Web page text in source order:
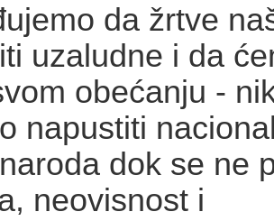
da žrtve
uzaludne i da
obećanju -
napustiti
dok se ne
neovisnost i